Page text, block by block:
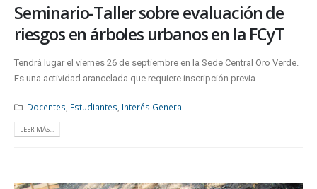
Seminario-Taller sobre evaluación de
riesgos en árboles urbanos en la FCyT
Tendrá lugar el viernes 26 de septiembre en la Sede Central Oro Verde.
Es una actividad arancelada que requiere inscripción previa
Docentes Estudiantes Interés General
LEER MÁS...